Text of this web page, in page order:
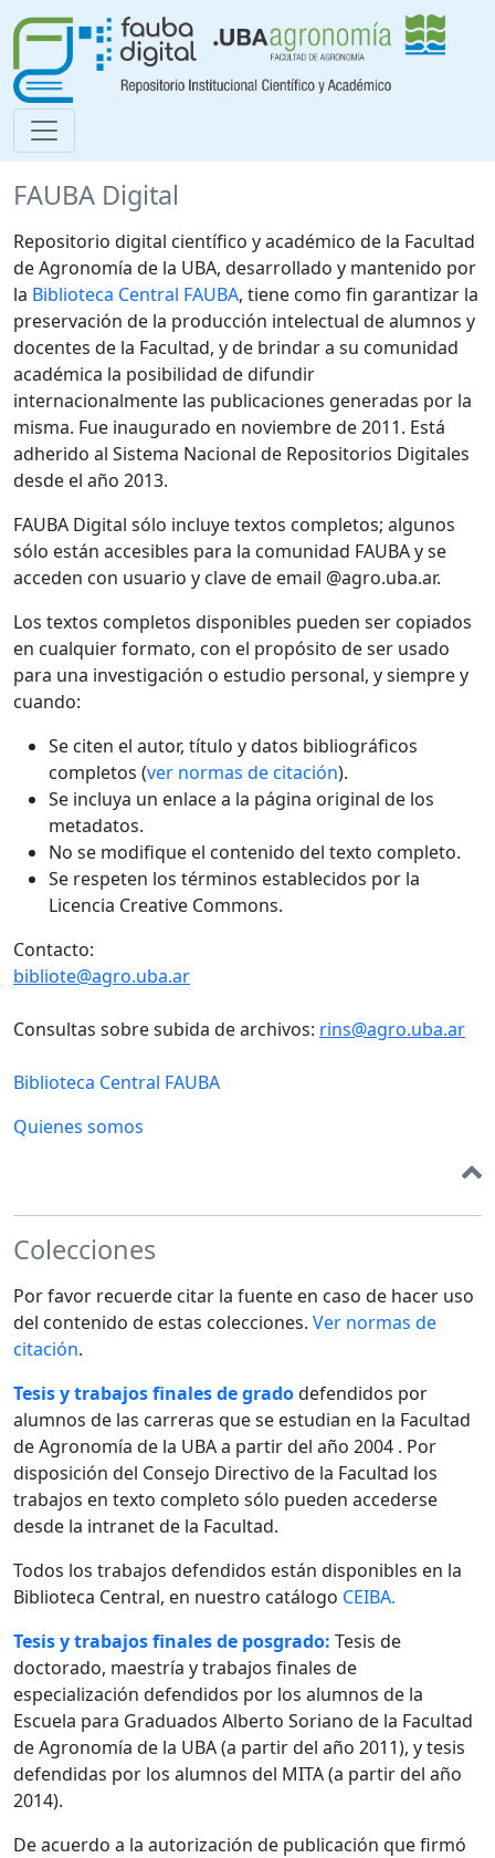
FAUBA Digital
Repositorio digital científico y académico de la Facultad
de Agronomía de la UBA, desarrollado y mantenido por
la Biblioteca Central FAUBA, tiene como fin garantizar la
preservación de la producción intelectual de alumnos y
docentes de la Facultad, y de brindar a su comunidad
académica la posibilidad de difundir
internacionalmente las publicaciones generadas por la
misma. Fue inaugurado en noviembre de 2011. Está
adherido al Sistema Nacional de Repositorios Digitales
desde el año 2013.
FAUBA Digital sólo incluye textos completos; algunos
sólo están accesibles para la comunidad FAUBA y se
acceden con usuario y clave de email @agro.uba.ar.
Los textos completos disponibles pueden ser copiados
en cualquier formato, con el propósito de ser usado
para una investigación o estudio personal, y siempre y
cuando:
Se citen el autor, título y datos bibliográficos
completos (ver normas de citación).
Se incluya un enlace a la página original de los
metadatos.
No se modifique el contenido del texto completo.
Se respeten los términos establecidos por la
Licencia Creative Commons.
Contacto:
bibliote@agro.uba.ar
Consultas sobre subida de archivos: rins@agro.uba.ar
Biblioteca Central FAUBA
Quienes somos
Colecciones
Por favor recuerde citar la fuente en caso de hacer uso
del contenido de estas colecciones. Ver normas de
citación.
Tesis y trabajos finales de gradodefendidos por
alumnos de las carreras que se estudian en la Facultad
de Agronomía de la UBA a partir del año 2004 . Por
disposición del Consejo Directivo de la Facultad los
trabajos en texto completo sólo pueden accederse
desde la intranet de la Facultad.
Todos los trabajos defendidos están disponibles en la
Biblioteca Central, en nuestro catálogo CEIBA.
Tesis y trabajos finales de posgrado: Tesis de
doctorado, maestría y trabajos finales de
especialización defendidos por los alumnos de la
Escuela para Graduados Alberto Soriano de la Facultad
de Agronomía de la UBA (a partir del año 2011), y tesis
defendidas por los alumnos del MITA (a partir del año
2014).
De acuerdo a la autorización de publicación que firmó